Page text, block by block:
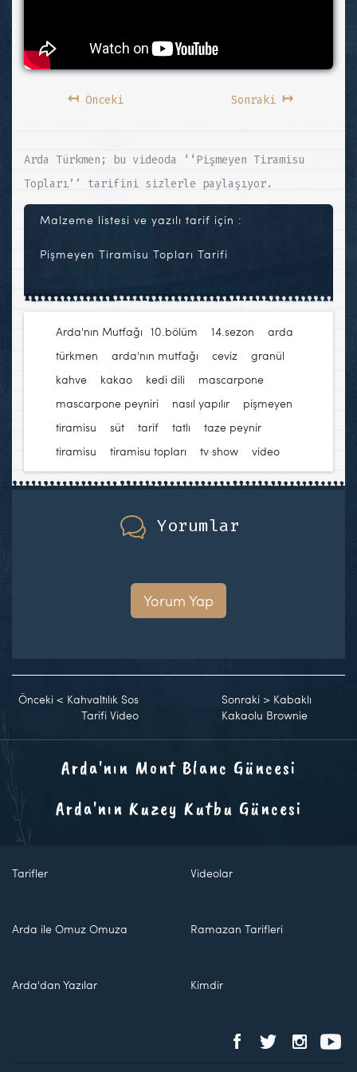
↤Önceki Sonraki ↦
Arda Türkmen; bu videoda ‘‘Pişmeyen Tiramisu
Topları’’ tarifini sizlerle paylaşıyor.
Malzeme listesi ve yazılı tarif için :
Pişmeyen Tiramisu Topları Tarifi
Arda'nın Mutfağı 10.bölüm 14.sezon
arda
türkmen
arda'nın mutfağı ceviz
granül
kahve
kakao kedi dili mascarpone
mascarpone peyniri
nasıl yapılır
pişmeyen
tiramisu
süt tarif tatlı taze peynir
tiramisu
tiramisu topları tv show video
Yorumlar
Yorum Yap
Önceki < Kahvaltılık Sos
Tarifi Video
Sonraki > Kabaklı
Kakaolu Brownie
Arda'nın Mont Blanc Güncesi
Arda'nın Kuzey Kutbu Güncesi
Tarifler Videolar
Arda ile Omuz Omuza Ramazan Tarifleri
Arda'dan Yazılar Kimdir